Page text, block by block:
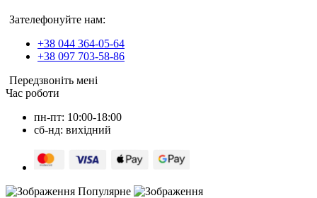
Зателефонуйте нам:
+38 044 364-05-64
+38 097 703-58-86
Передзвоніть мені
Час роботи
пн-пт: 10:00-18:00
сб-нд: вихідний
Популярне